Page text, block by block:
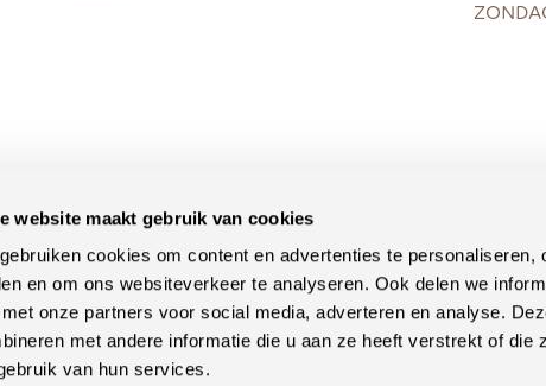
website maakt gebruik van cookies
cookies om content en advertenties te
en om ons websiteverkeer te analyseren. Ook delen we
onze partners voor social media, adverteren en analyse.
met andere informatie die u aan ze heeft verstrekt of die
van hun services.